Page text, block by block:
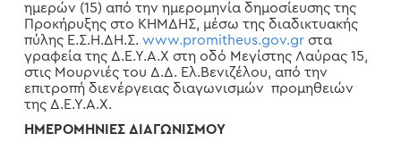
ημερών (15) από την ημερομηνία δημοσίευσης της
Προκήρυξης στο ΚΗΜΔΗΣ, μέσω της διαδικτυακής
πύλης Ε.Σ.Η.ΔΗ.Σ. www.promitheus.gov.grστα
γραφεία της Δ.Ε.Υ.Α.Χ στη οδό Μεγίστης Λαύρας 15,
στις Μουρνιές του Δ.Δ. Ελ.Βενιζέλου, από την
επιτροπή διενέργειας διαγωνισμών προμηθειών
της Δ.Ε.Υ.Α.Χ.
ΗΜΕΡΟΜΗΝΙΕΣ ΔΙΑΓΩΝΙΣΜΟΥ